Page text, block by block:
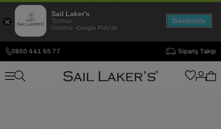
0850 441 55 77 Sipariş Takip
Sail Laker's
Ticimax
Ücretsiz -Google Play'de
Görüntüle